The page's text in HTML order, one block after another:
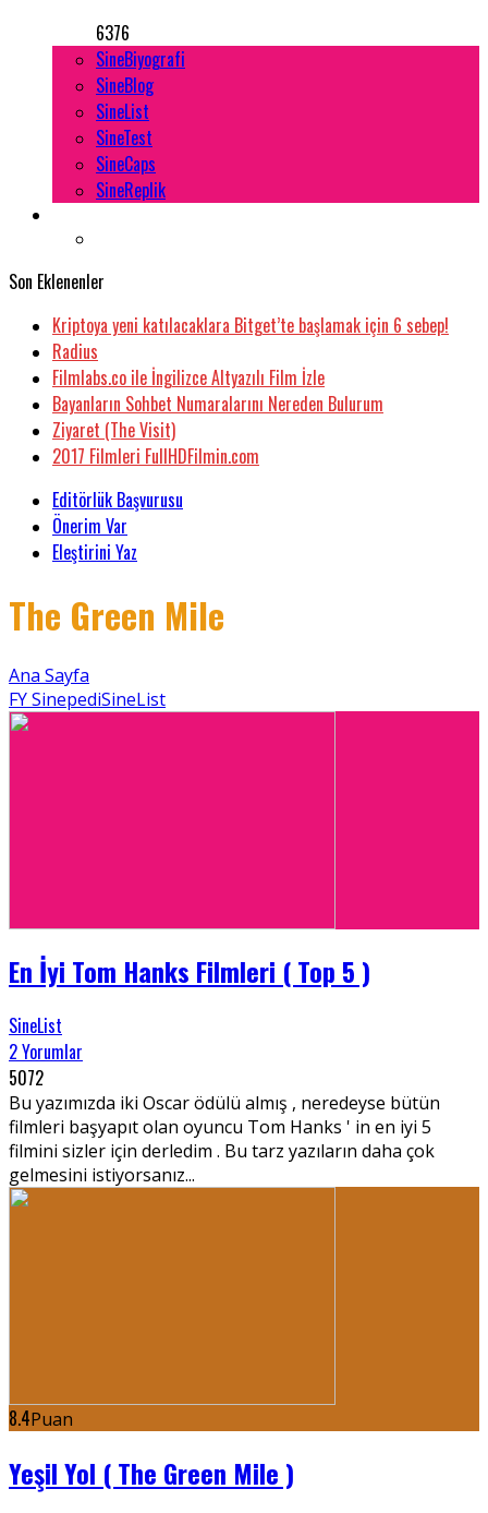
6376
SineBiyografi
SineBlog
SineList
SineTest
SineCaps
SineReplik
Son Eklenenler
Kriptoya yeni katılacaklara Bitget’te başlamak için 6 sebep!
Radius
Filmlabs.co ile İngilizce Altyazılı Film İzle
Bayanların Sohbet Numaralarını Nereden Bulurum
Ziyaret (The Visit)
2017 Filmleri FullHDFilmin.com
Editörlük Başvurusu
Önerim Var
Eleştirini Yaz
The Green Mile
Ana Sayfa
FY SinepediSineList
En İyi Tom Hanks Filmleri ( Top 5 )
SineList
2 Yorumlar
5072
Bu yazımızda iki Oscar ödülü almış , neredeyse bütün
filmleri başyapıt olan oyuncu Tom Hanks ' in en iyi 5
filmini sizler için derledim . Bu tarz yazıların daha çok
gelmesini istiyorsanız...
8.4Puan
Yeşil Yol ( The Green Mile )